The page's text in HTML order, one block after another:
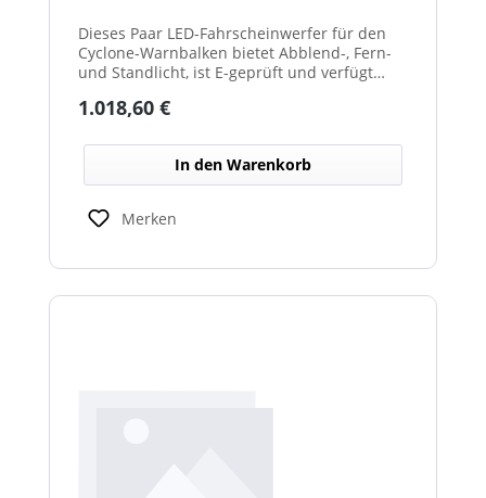
Dieses Paar LED-Fahrscheinwerfer für den
Cyclone-Warnbalken bietet Abblend-, Fern-
und Standlicht, ist E-geprüft und verfügt
Einsatz im Winterdienst.
Regulärer Preis:
1.018,60 €
In den Warenkorb
Merken